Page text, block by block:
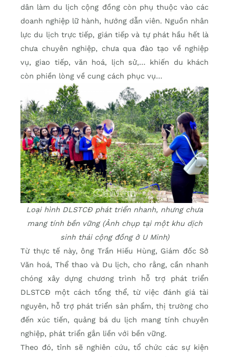
dân làm du lịch cộng đồng còn phụ thuộc vào các
doanh nghiệp lữ hành, hướng dẫn viên. Nguồn nhân
lực du lịch trực tiếp, gián tiếp và tự phát hầu hết là
chưa chuyên nghiệp, chưa qua đào tạo về nghiệp
vụ, giao tiếp, văn hoá, lịch sử,… khiến du khách
còn phiền lòng về cung cách phục vụ…
Loại hình DLSTCĐ phát triển nhanh, nhưng chưa
mang tính bền vững (Ảnh chụp tại một khu dịch
sinh thái cộng đồng ở U Minh)
Từ thực tế này, ông Trần Hiếu Hùng, Giám đốc Sở
Văn hoá, Thể thao và Du lịch, cho rằng, cần nhanh
chóng xây dựng chương trình hỗ trợ phát triển
DLSTCÐ một cách tổng thể, từ việc đánh giá tài
nguyên, hỗ trợ phát triển sản phẩm, thị trường cho
đến xúc tiến, quảng bá du lịch mang tính chuyên
nghiệp, phát triển gắn liền với bền vững.
Theo đó, tỉnh sẽ nghiên cứu, tổ chức các sự kiện